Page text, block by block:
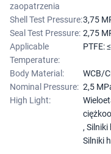
zaopatrzenia
Shell Test Pressure:3,75
Seal Test Pressure: 2,75
Applicable
Temperature:
PTFE:
Body Material:
WCB/
Nominal Pressure: 2,5
High Light:
, Silniki
Silniki